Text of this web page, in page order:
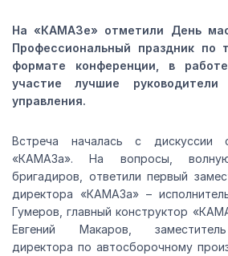
На «КАМАЗе» отметили День
Профессиональный праздник по
формате конференции, в
участие лучшие руководители
управления.
Встреча началась с дискуссии
«КАМАЗа». На вопросы,
бригадиров, ответили первый
директора «КАМАЗа» –
Гумеров, главный конструктор
Евгений Макаров,
директора по автосборочному